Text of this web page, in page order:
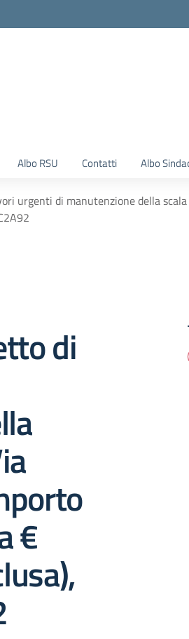
Albo RSU Contatti Albo
urgenti di manutenzione della
di
€